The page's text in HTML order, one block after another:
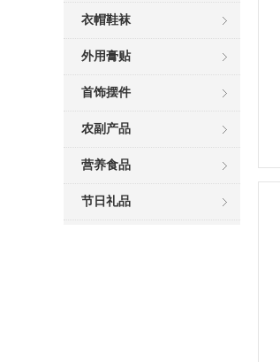
衣帽鞋袜
外用膏贴
首饰摆件
农副产品
营养食品
节日礼品